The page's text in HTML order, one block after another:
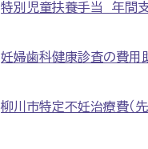
特別児童扶養手当 年間
妊婦歯科健康診査の費用
柳川市特定不妊治療費（